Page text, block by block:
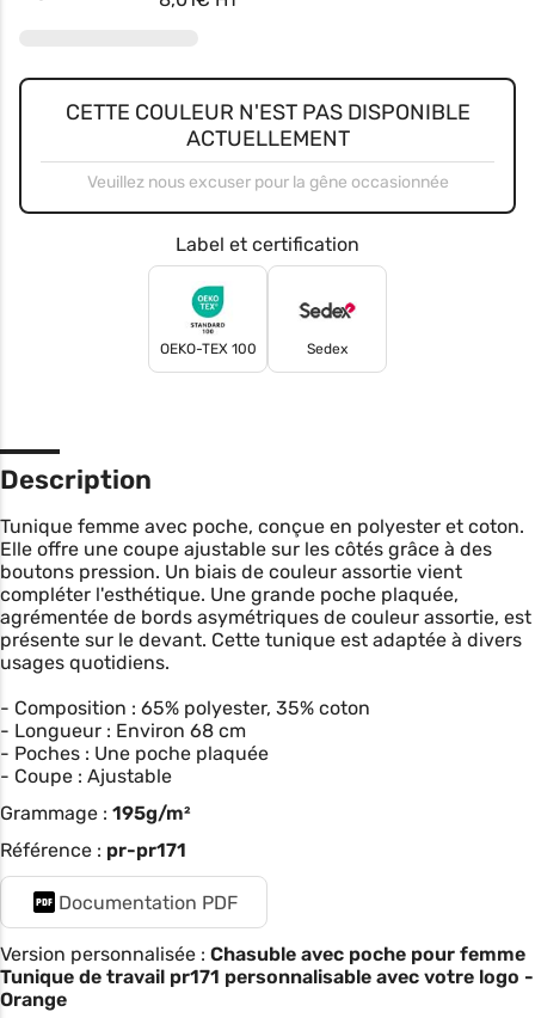
CETTE COULEUR N'EST PAS DISPONIBLE
ACTUELLEMENT
Veuillez nous excuser pour la gêne occasionnée
Label et certification
OEKO-TEX 100 Sedex
Description
Tunique femme avec poche, conçue en polyester et coton.
Elle offre une coupe ajustable sur les côtés grâce à des
boutons pression. Un biais de couleur assortie vient
compléter l'esthétique. Une grande poche plaquée,
agrémentée de bords asymétriques de couleur assortie, est
présente sur le devant. Cette tunique est adaptée à divers
usages quotidiens.
- Composition : 65% polyester, 35% coton
- Longueur : Environ 68 cm
- Poches : Une poche plaquée
- Coupe : Ajustable
Grammage : 195g/m²
Référence : pr-pr171
Documentation PDF
Version personnalisée : Chasuble avec poche pour femme
Tunique de travail pr171 personnalisable avec votre logo -
Orange